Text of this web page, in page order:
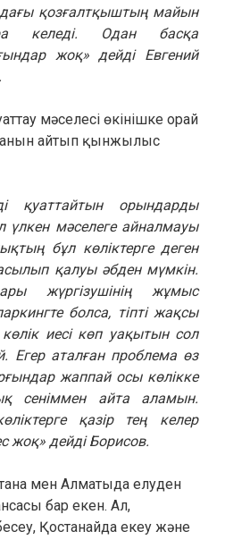
қозғалтқыштың майын
келеді. Одан басқа
жоқ» дейді Евгений
мәселесі өкінішке орай
айтып қынжылыс
қуаттайтын орындарды
үлкен мәселеге айналмауы
бұл көліктерге деген
қалуы әбден мүмкін.
жүргізушінің жұмыс
болса, тіпті жақсы
көлік иесі көп уақытын сол
Егер аталған проблема өз
жаппай осы көлікке
сеніммен айта аламын.
қазір тең келер
жоқ» дейді Борисов.
мен Алматыда елуден
бар екен. Ал,
Қостанайда екеу және